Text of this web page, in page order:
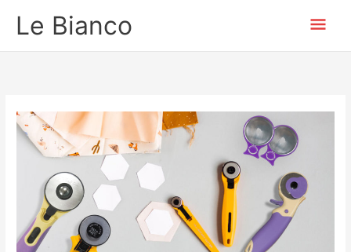
Le Bianco